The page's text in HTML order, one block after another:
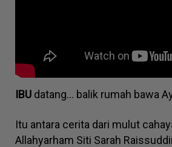
IBU datang... balik rumah bawa
Itu antara cerita dari mulut
Allahyarham Siti Sarah